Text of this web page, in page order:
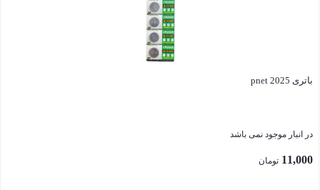
باتری pnet 2025
در انبار موجود نمی باشد
11,000 تومان